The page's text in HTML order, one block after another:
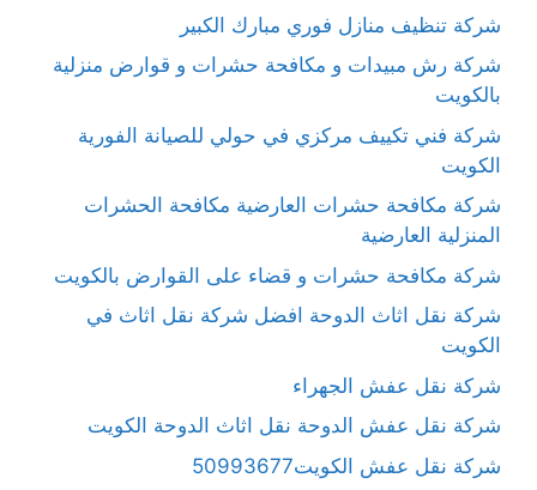
شركة تنظيف منازل فوري مبارك الكبير
شركة رش مبيدات و مكافحة حشرات و قوارض منزلية
بالكويت
شركة فني تكييف مركزي في حولي للصيانة الفورية
الكويت
شركة مكافحة حشرات العارضية مكافحة الحشرات
المنزلية العارضية
شركة مكافحة حشرات و قضاء على القوارض بالكويت
شركة نقل اثاث الدوحة افضل شركة نقل اثاث في
الكويت
شركة نقل عفش الجهراء
شركة نقل عفش الدوحة نقل اثاث الدوحة الكويت
شركة نقل عفش الكويت50993677